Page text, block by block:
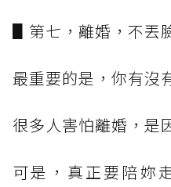
▋第七，離婚，不丟
最重要的是，你有沒
很多人害怕離婚，是
可是，真正要陪妳